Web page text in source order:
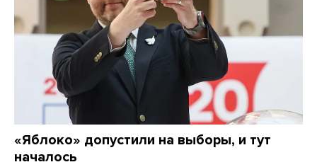
«Яблоко» допустили на выборы, и тут
началось